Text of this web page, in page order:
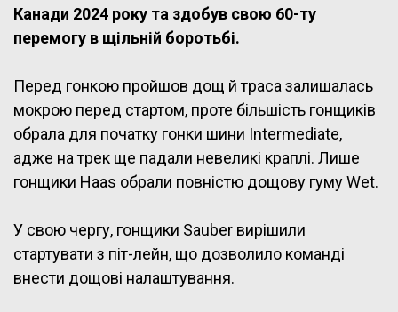
Канади 2024 року та здобув свою 60-ту
перемогу в щільній боротьбі.
Перед гонкою пройшов дощ й траса залишалась
мокрою перед стартом, проте більшість гонщиків
обрала для початку гонки шини Intermediate,
адже на трек ще падали невеликі краплі. Лише
гонщики Haas обрали повністю дощову гуму Wet.
У свою чергу, гонщики Sauber вирішили
стартувати з піт-лейн, що дозволило команді
внести дощові налаштування.